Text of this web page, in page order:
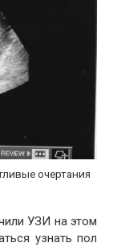
очертания
УЗИ на этом
узнать пол